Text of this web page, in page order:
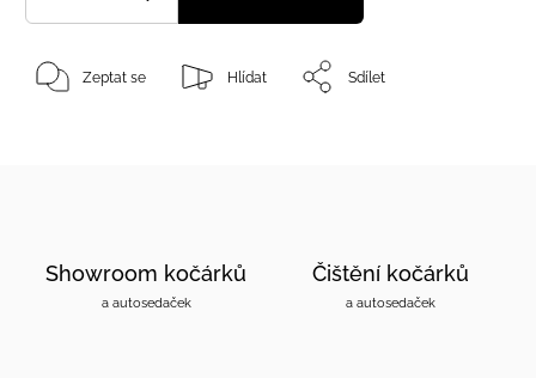
Zeptat se Hlídat Sdílet
Showroom kočárků
a autosedaček
Čištění kočárků
a autosedaček